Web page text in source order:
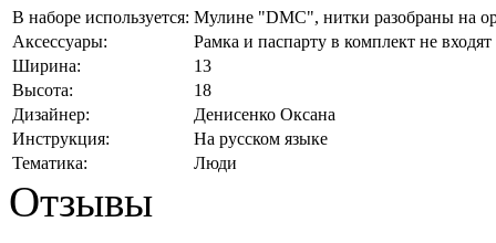
В наборе используется: Мулине "DMC", нитки разобраны на
Аксессуары:
Рамка и паспарту в комплект не входят
Ширина:
13
Высота:
18
Дизайнер:
Денисенко Оксана
Инструкция:
На русском языке
Тематика:
Люди
Отзывы